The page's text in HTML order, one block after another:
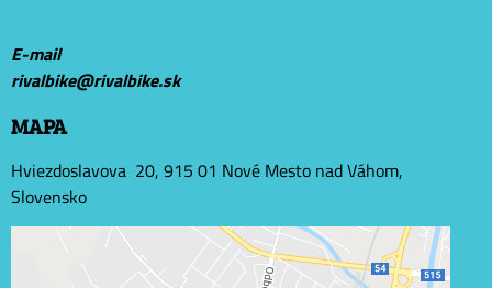
E-mail
rivalbike@rivalbike.sk
MAPA
Hviezdoslavova 20, 915 01 Nové Mesto nad Váhom,
Slovensko